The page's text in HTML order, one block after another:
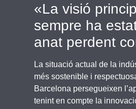
«La visió
sempre ha
anat perdent
La situació actual de la
més sostenible i
Barcelona persegueixen
tenint en compte la